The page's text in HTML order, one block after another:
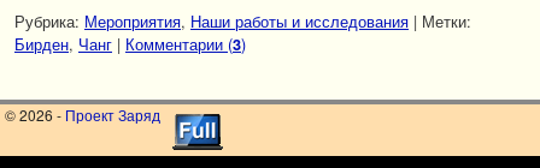
Рубрика: Мероприятия, Наши работы и исследования | Метки:
Бирден, Чанг | Комментарии (3)
© 2026 - Проект Заряд